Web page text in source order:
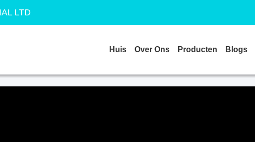
LTD
Huis Over Ons Producten Blogs